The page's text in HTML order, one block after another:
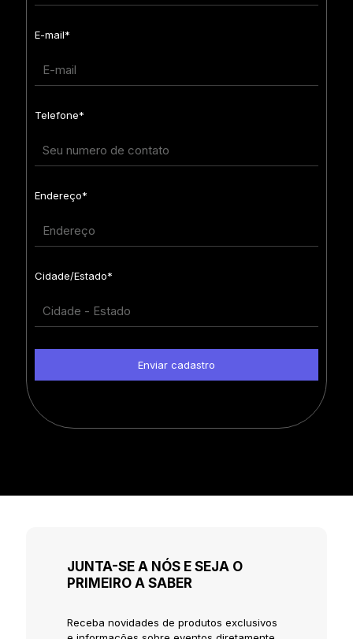
E-mail*
Telefone*
Endereço*
Cidade/Estado*
JUNTA-SE A NÓS E SEJA O
PRIMEIRO A SABER
Receba novidades de produtos exclusivos